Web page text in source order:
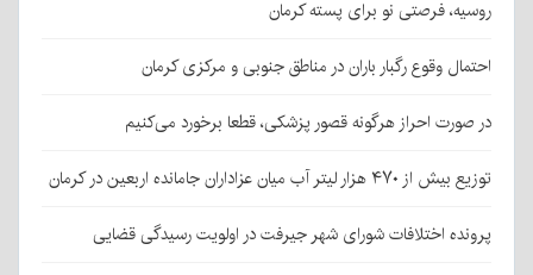
روسیه، فرصتی نو برای پسته کرمان
احتمال وقوع رگبار باران در مناطق جنوبی و مرکزی کرمان
در صورت احراز هرگونه قصور پزشکی، قطعا برخورد می‌کنیم
توزیع بیش از ۴۷۰ هزار لیتر آب میان عزاداران جامانده اربعین در کرمان
پرونده اختلافات شورای شهر جیرفت در اولویت رسیدگی قضایی